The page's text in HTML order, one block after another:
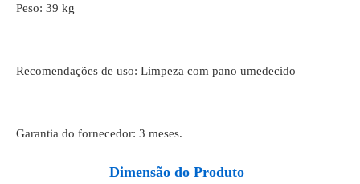
Peso: 39 kg
Recomendações de uso: Limpeza com pano umedecido
Garantia do fornecedor: 3 meses.
Dimensão do Produto